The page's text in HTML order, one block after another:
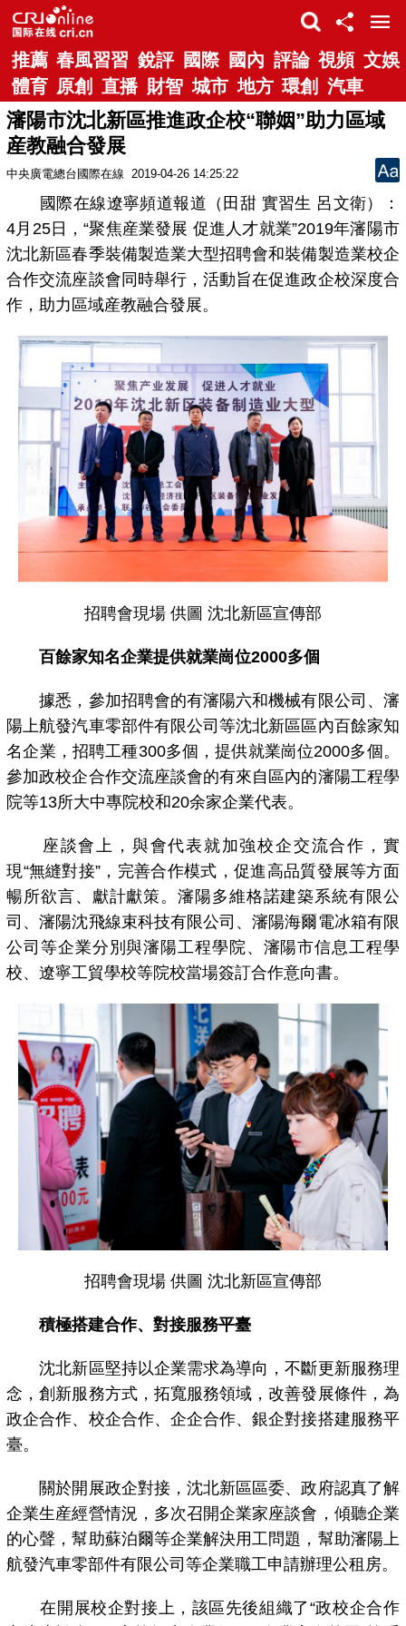
推薦 春風習習 銳評 國際 國內 評論 視頻 文娛
體育 原創 直播 財智 城市 地方 環創 汽車
瀋陽市沈北新區推進政企校“聯姻”助力區域
産教融合發展
中央廣電總台國際在線 2019-04-26 14:25:22
國際在線遼寧頻道報道（田甜 實習生 呂文衛）：
4月25日，“聚焦産業發展 促進人才就業”2019年瀋陽市
沈北新區春季裝備製造業大型招聘會和裝備製造業校企
合作交流座談會同時舉行，活動旨在促進政企校深度合
作，助力區域産教融合發展。
招聘會現場 供圖 沈北新區宣傳部
百餘家知名企業提供就業崗位2000多個
據悉，參加招聘會的有瀋陽六和機械有限公司、瀋
陽上航發汽車零部件有限公司等沈北新區區內百餘家知
名企業，招聘工種300多個，提供就業崗位2000多個。
參加政校企合作交流座談會的有來自區內的瀋陽工程學
院等13所大中專院校和20余家企業代表。
座談會上，與會代表就加強校企交流合作，實
現“無縫對接”，完善合作模式，促進高品質發展等方面
暢所欲言、獻計獻策。瀋陽多維格諾建築系統有限公
司、瀋陽沈飛線束科技有限公司、瀋陽海爾電冰箱有限
公司等企業分別與瀋陽工程學院、瀋陽市信息工程學
校、遼寧工貿學校等院校當場簽訂合作意向書。
招聘會現場 供圖 沈北新區宣傳部
積極搭建合作、對接服務平臺
沈北新區堅持以企業需求為導向，不斷更新服務理
念，創新服務方式，拓寬服務領域，改善發展條件，為
政企合作、校企合作、企企合作、銀企對接搭建服務平
臺。
關於開展政企對接，沈北新區區委、政府認真了解
企業生産經營情況，多次召開企業家座談會，傾聽企業
的心聲，幫助蘇泊爾等企業解決用工問題，幫助瀋陽上
航發汽車零部件有限公司等企業職工申請辦理公租房。
在開展校企對接上，該區先後組織了“政校企合作